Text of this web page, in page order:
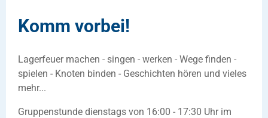
Komm vorbei!
Lagerfeuer machen - singen - werken - Wege finden -
spielen - Knoten binden - Geschichten hören und vieles
mehr...
Gruppenstunde dienstags von 16:00 - 17:30 Uhr im